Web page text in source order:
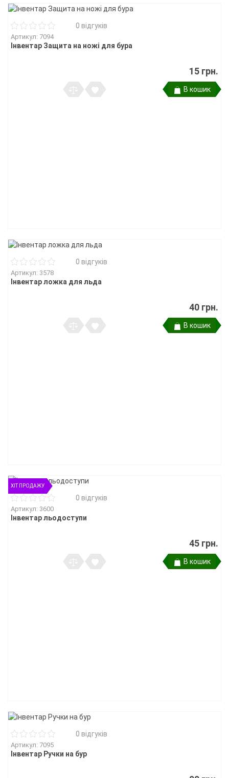
0 відгуків
Артикул: 7094
Інвентар Защита на ножі для бура
15 грн.
В кошик
0 відгуків
Артикул: 3578
Інвентар ложка для льда
40 грн.
В кошик
ХІТ ПРОДАЖУ
0 відгуків
Артикул: 3600
Інвентар льодоступи
45 грн.
В кошик
0 відгуків
Артикул: 7095
Інвентар Ручки на бур